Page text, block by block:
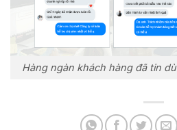
Hàng ngàn khách hàng đã tin